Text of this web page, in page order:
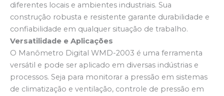
diferentes locais e ambientes industriais. Sua
construção robusta e resistente garante durabilidade e
confiabilidade em qualquer situação de trabalho.
Versatilidade e Aplicações
O Manômetro Digital WMD-2003 é uma ferramenta
versátil e pode ser aplicado em diversas indústrias e
processos. Seja para monitorar a pressão em sistemas
de climatização e ventilação, controle de pressão em